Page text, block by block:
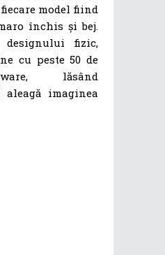
model fiind
închis și bej.
designului fizic,
cu peste 50 de
lăsând
imaginea